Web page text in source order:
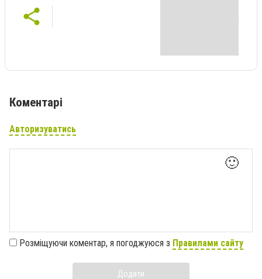
Коментарі
Авторизуватись
🙂
Розміщуючи коментар, я погоджуюся з Правилами сайту
Додати